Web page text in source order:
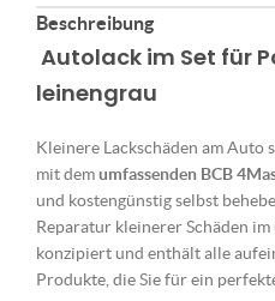
Beschreibung
Autolack im Set für
leinengrau
Kleinere Lackschäden am Auto
mit demumfassenden BCB
und kostengünstig selbst
Reparatur kleinerer Schäden
konzipiert und enthält alle
Produkte, die Sie für ein